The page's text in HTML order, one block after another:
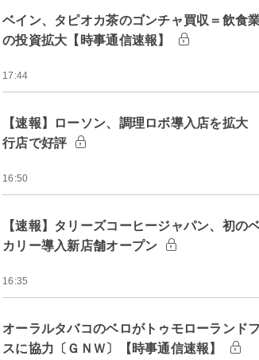
ベイン、タピオカ茶のゴンチャ買収＝飲食
の投資拡大【時事通信速報】
17:44
【速報】ローソン、調理ロボ導入店を拡
行店で好評
16:50
【速報】タリーズコーヒージャパン、初の
カリー導入新店舗オープン
16:35
オーラルタバコのベロがトゥモローランド
スに協力〔ＧＮＷ〕【時事通信速報】